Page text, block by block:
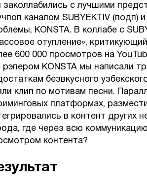
с лучшими
каналом SUBYEKTIV
KONSTA. В коллабе с
отупление»,
600 000 просмотров на
рэпером KONSTA мы написали
безвкусного
клип по мотивам песни.
платформах,
в контент других
где через всю
контента?